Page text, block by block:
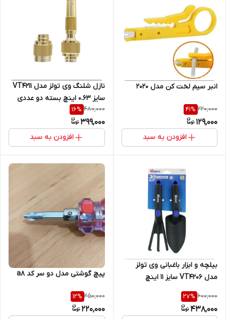
انبر سیم لخت کن مدل 2020
220,000
41%
129,000
افزودن به سبد
نازل شلنگ وی تولز مدل VT4211
سایز 0.63 اینچ بسته دو عددی
480,000
16%
399,000
افزودن به سبد
بیلچه و ابزار باغبانی وی تولز
مدل VT4206 سایز 11 اینچ
مجموعه 2 عددی
600,000
27%
438,000
پیچ گوشتی مدل دو سر کد a8
250,000
12%
220,000